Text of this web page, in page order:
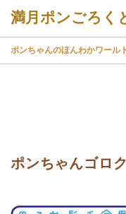
ポンちゃんのほんわかワール
ポンちゃんゴロ